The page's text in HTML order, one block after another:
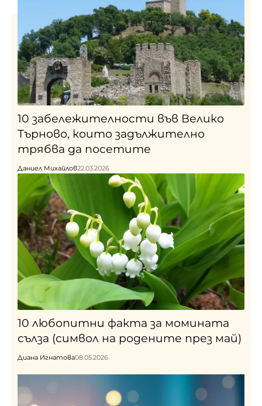
10 забележителности във Велико
Търново, които задължително
трябва да посетите
Даниел Михайлов22.03.2026
10 любопитни факта за момината
сълза (символ на родените през май)
Диана Игнатова08.05.2026